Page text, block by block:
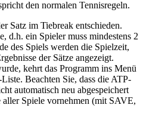
den normalen Tennisregeln.
Satz im Tiebreak entschieden.
d.h. ein Spieler muss mindestens 2
des Spiels werden die Spielzeit,
der Sätze angezeigt.
kehrt das Programm ins Menü
Beachten Sie, dass die ATP-
automatisch neu abgespeichert
Spiele vornehmen (mit SAVE,